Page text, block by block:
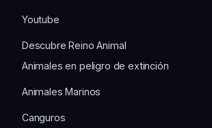
Youtube
Descubre Reino Animal
Animales en peligro de extinción
Animales Marinos
Canguros